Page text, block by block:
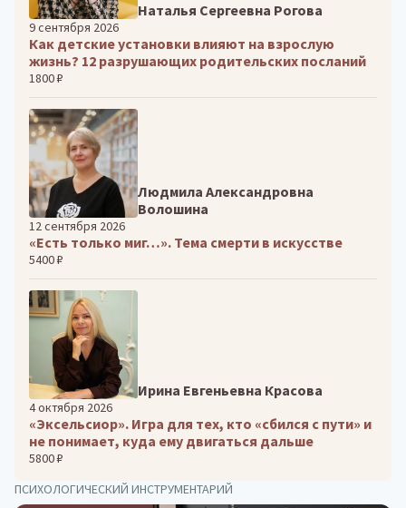
Наталья Сергеевна Рогова
9 сентября 2026
Как детские установки влияют на взрослую
жизнь? 12 разрушающих родительских посланий
1800 ₽
Людмила Александровна
Волошина
12 сентября 2026
«Есть только миг…». Тема смерти в искусстве
5400 ₽
Ирина Евгеньевна Красова
4 октября 2026
«Эксельсиор». Игра для тех, кто «сбился с пути» и
не понимает, куда ему двигаться дальше
5800 ₽
ПСИХОЛОГИЧЕСКИЙ ИНСТРУМЕНТАРИЙ